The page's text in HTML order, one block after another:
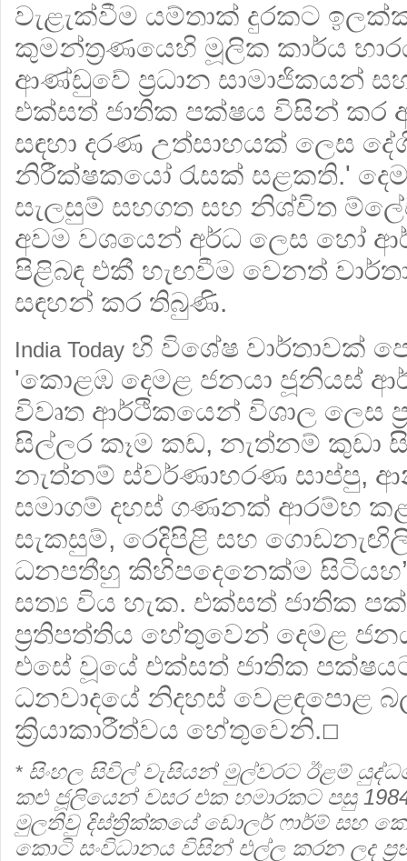
වැළැක්වීම යම්තාක් දුරකට
කුමන්ත්‍රණයෙහි මූලික කාර්ය
ආණ්ඩුවේ ප්‍රධාන සාමාජිකයන්
එක්සත් ජාතික පක්ෂය විසින් කර
සඳහා දරණ උත්සාහයක් ලෙස
නිරීක්ෂකයෝ රැසක් සළකති.'
සැලසුම් සහගත සහ නිශ්චිත
අවම වශයෙන් අර්ධ ලෙස හෝ
පිළිබඳ එකී හැඟවීම වෙනත්
සඳහන් කර තිබුණි.
India Today හි විශේෂ වාර්තාවක්
'කොළඹ දෙමළ ජනයා ජූනියස්
විවෘත ආර්ථිකයෙන් විශාල ලෙස
සිල්ලර කෑම කඩ, නැත්නම් කුඩා
නැත්නම් ස්වර්ණාභරණ සාප්පු,
සමාගම් දහස් ගණනක් ආරම්භ
සැකසුම්, රෙදිපිළි සහ ගොඩනැඟිලි
ධනපතීහු කිහිපදෙනෙක්ම
සත්‍ය විය හැක. එක්සත් ජාතික
ප්‍රතිපත්තිය හේතුවෙන් දෙමළ
එසේ වූයේ එක්සත් ජාතික
ධනවාදයේ නිදහස් වෙළඳපොළ
ක්‍රියාකාරීත්වය හේතුවෙනි.☐
* සිංහල සිවිල් වැසියන් මුල්වරට ඊළම්
කළු ජූලියෙන් වසර එක හමාරකට පසු
මුලතිවු දිස්ත්‍රික්කයේ ඩොලර් ෆාර්ම් සහ
කොටි සංවිධානය විසින් එල්ල කරන ලද